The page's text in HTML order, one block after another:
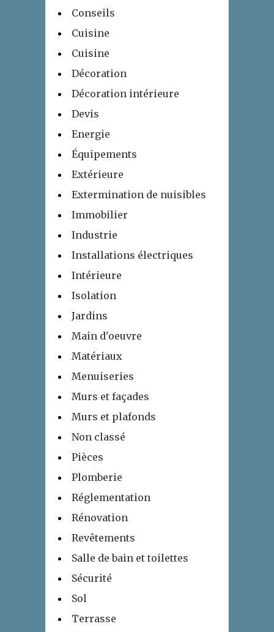
Conseils
Cuisine
Cuisine
Décoration
Décoration intérieure
Devis
Energie
Équipements
Extérieure
Extermination de nuisibles
Immobilier
Industrie
Installations électriques
Intérieure
Isolation
Jardins
Main d'oeuvre
Matériaux
Menuiseries
Murs et façades
Murs et plafonds
Non classé
Pièces
Plomberie
Réglementation
Rénovation
Revêtements
Salle de bain et toilettes
Sécurité
Sol
Terrasse